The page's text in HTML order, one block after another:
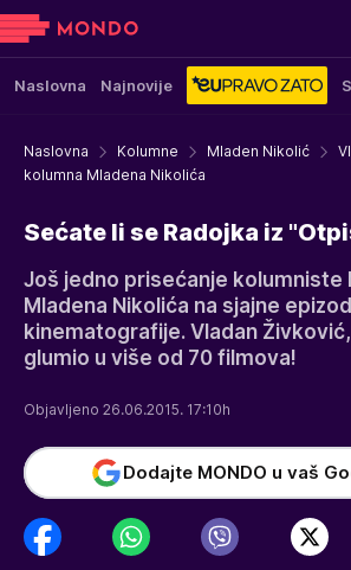
Naslovna Najnovije
Naslovna Kolumne Mladen Nikolić
kolumna Mladena Nikolića
Sećate li se Radojka iz
Još jedno prisećanje kolumniste
Mladena Nikolića na sjajne
kinematografije. Vladan
glumio u više od 70 filmova!
Objavljeno 26.06.2015. 17:10h
Dodajte MONDO u vaš